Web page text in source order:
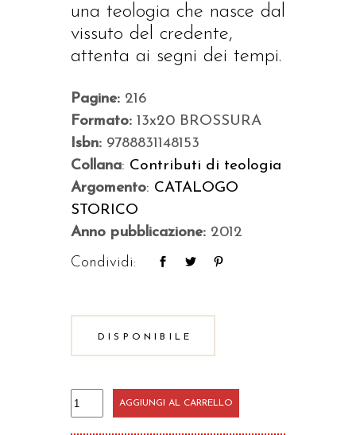
una teologia che nasce dal
vissuto del credente,
attenta ai segni dei tempi.
Pagine: 216
Formato: 13x20 BROSSURA
Isbn: 9788831148153
Collana: Contributi di teologia
Argomento: CATALOGO
STORICO
Anno pubblicazione: 2012
Condividi:
DISPONIBILE
Teologia
"in"
AGGIUNGI AL CARRELLO